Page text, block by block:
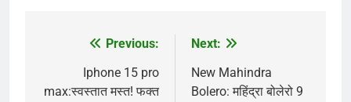
navigation
Previous:
Iphone 15 pro
max:स्वस्तात मस्त! फक्त
Next:
New Mahindra
Bolero: महिंद्रा बोलेरो 9